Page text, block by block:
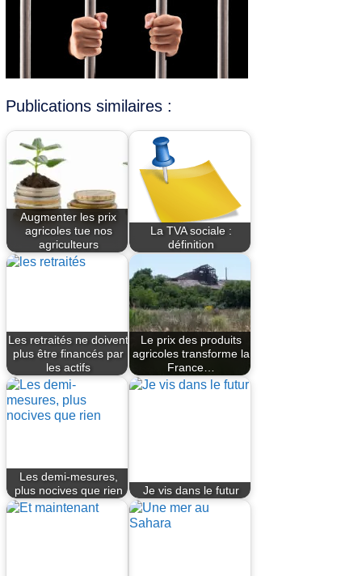
Publications similaires :
Augmenter les prix
agricoles tue nos
agriculteurs
La TVA sociale :
définition
Les retraités ne doivent
plus être financés par
les actifs
Le prix des produits
agricoles transforme la
France…
Les demi-mesures,
plus nocives que rien
Je vis dans le futur